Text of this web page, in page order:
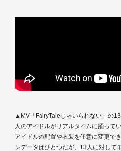
▲MV「FairyTaleじゃいられない」の
人のアイドルがリアルタイムに踊って
アイドルの配置や衣装を任意に変更で
ンデータはひとつだが、13人に対して